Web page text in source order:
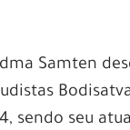
Samten
sendo seu